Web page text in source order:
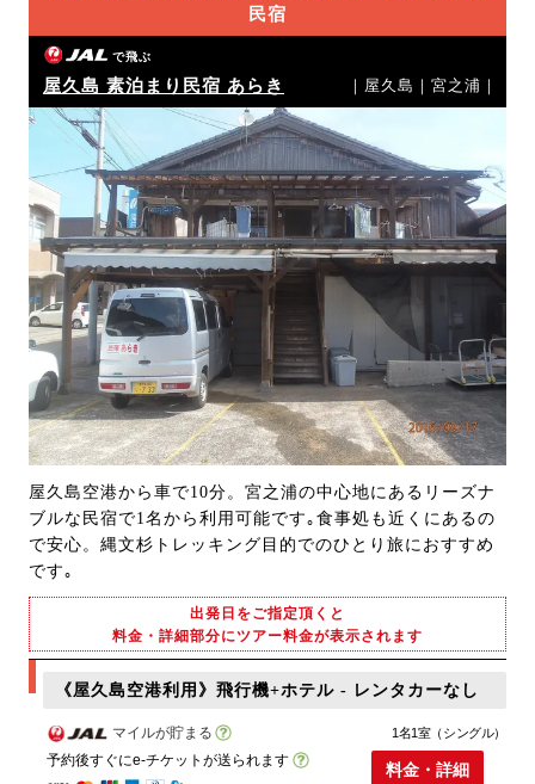
民宿
で飛ぶ
屋久島 素泊まり民宿 あらき ｜屋久島｜宮之浦｜
屋久島空港から車で10分。宮之浦の中心地にあるリーズナ
ブルな民宿で1名から利用可能です｡食事処も近くにあるの
で安心。縄文杉トレッキング目的でのひとり旅におすすめ
です｡
出発日をご指定頂くと
料金・詳細部分にツアー料金が表示されます
《屋久島空港利用》飛行機+ホテル - レンタカーなし
マイルが貯まる
予約後すぐにe-チケットが送られます
1名1室（シングル）
料金・詳細